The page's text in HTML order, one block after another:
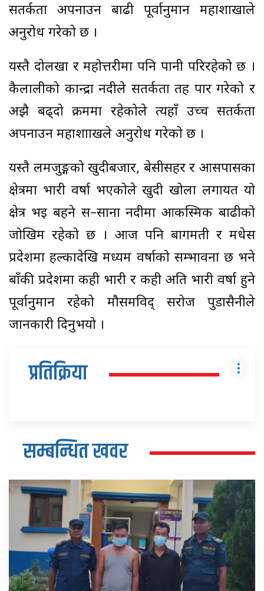
सतर्कता अपनाउन बाढी पूर्वानुमान महाशाखाले
अनुरोध गरेको छ ।
यस्तै दोलखा र महोत्तरीमा पनि पानी परिरहेको छ ।
कैलालीको कान्द्रा नदीले सतर्कता तह पार गरेको र
अझै बढ्दो क्रममा रहेकोले त्यहाँ उच्च सतर्कता
अपनाउन महाशााखले अनुरोध गरेको छ ।
यस्तै लमजुङ्गको खुदीबजार, बेसीसहर र आसपासका
क्षेत्रमा भारी वर्षा भएकोले खुदी खोला लगायत यो
क्षेत्र भइ बहने स–साना नदीमा आकस्मिक बाढीको
जोखिम रहेको छ । आज पनि बागमती र मधेस
प्रदेशमा हल्कादेखि मध्यम वर्षाको सम्भावना छ भने
बाँकी प्रदेशमा कही भारी र कही अति भारी वर्षा हुने
पूर्वानुमान रहेको मौसमविद् सरोज पुडासैनीले
जानकारी दिनुभयो ।
प्रतिक्रिया
सम्बन्धित खवर